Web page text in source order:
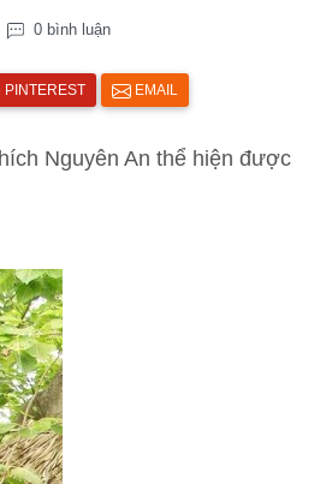
0 bình luận
PINTEREST EMAIL
Nguyên An thể hiện được